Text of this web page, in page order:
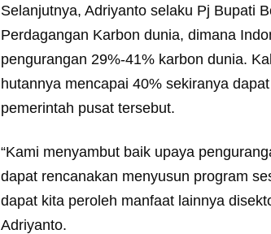
Selanjutnya, Adriyanto selaku Pj Bupati
Perdagangan Karbon dunia, dimana
pengurangan 29%-41% karbon dunia.
hutannya mencapai 40% sekiranya
pemerintah pusat tersebut.
“Kami menyambut baik upaya
dapat rencanakan menyusun program
dapat kita peroleh manfaat lainnya
Adriyanto.